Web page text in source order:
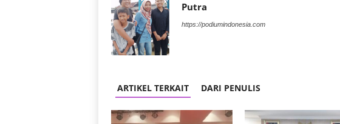
Putra
https://podiumindonesia.com
ARTIKEL TERKAIT DARI PENULIS